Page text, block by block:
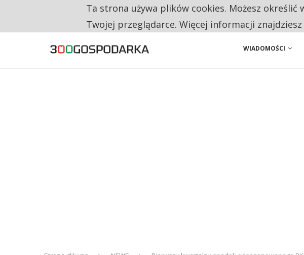
RESTRYKCJE CHIN UDERZAJĄ W EUROPEJSKI PRZEMYSŁ. NA LIŚCIE
WIADOMOŚCI
Ta strona używa plików cookies. Możesz
Twojej przeglądarce. Więcej informacji znajdziesz